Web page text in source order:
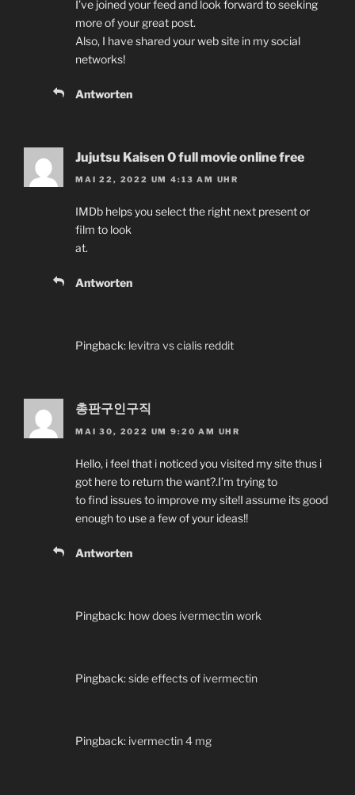
I’ve joined your feed and look forward to seeking
more of your great post.
Also, I have shared your web site in my social
networks!
Antworten
Jujutsu Kaisen 0 full movie online free
MAI 22, 2022 UM 4:13 AM UHR
IMDb helps you select the right next present or
film to look
at.
Antworten
Pingback: levitra vs cialis reddit
총판구인구직
MAI 30, 2022 UM 9:20 AM UHR
Hello, i feel that i noticed you visited my site thus i
got here to return the want?.I’m trying to
to find issues to improve my site!I assume its good
enough to use a few of your ideas!!
Antworten
Pingback: how does ivermectin work
Pingback:side effects of ivermectin
Pingback: ivermectin 4 mg